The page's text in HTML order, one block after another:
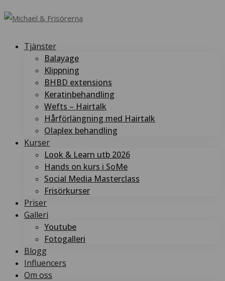
Tjänster
Balayage
Klippning
BHBD extensions
Keratinbehandling
Wefts – Hairtalk
Hårförlängning med Hairtalk
Olaplex behandling
Kurser
Look & Learn utb 2026
Hands on kurs i SoMe
Social Media Masterclass
Frisörkurser
Priser
Galleri
Youtube
Fotogalleri
Blogg
Influencers
Om oss